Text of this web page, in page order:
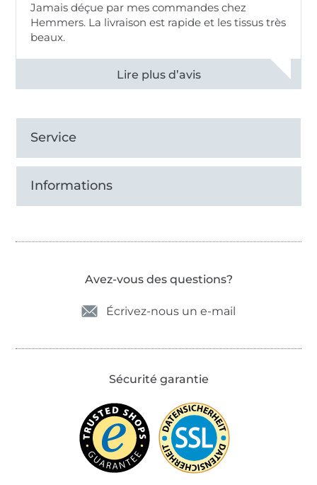
Jamais déçue par mes commandes chez
Hemmers. La livraison est rapide et les tissus très
beaux.
Voir tous les 11495 commentaires
Service
Informations
Avez-vous des questions?
Écrivez-nous un e-mail
Sécurité garantie